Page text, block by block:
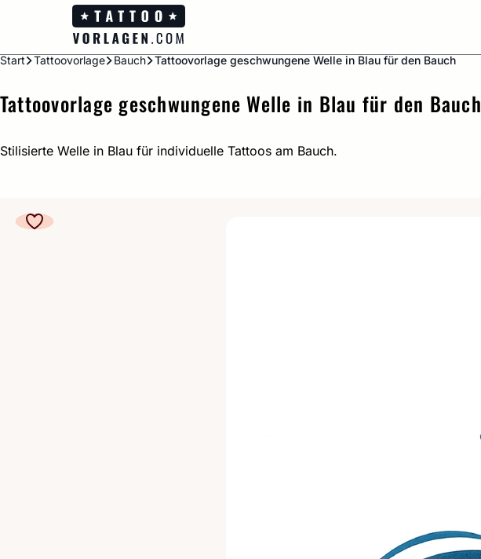
Start Tattoovorlage Bauch Tattoovorlage geschwungene Welle in Blau für den Bauch
Tattoovorlage geschwungene Welle in Blau für den Bauch
Stilisierte Welle in Blau für individuelle Tattoos am Bauch.